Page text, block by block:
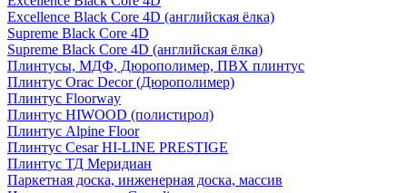
Excellence Black Core 4D (английская ёлка)
Supreme Black Core 4D
Supreme Black Core 4D (английская ёлка)
Плинтусы, МДФ, Дюрополимер, ПВХ плинтус
Плинтус Orac Decor (Дюрополимер)
Плинтус Floorway
Плинтус HIWOOD (полистирол)
Плинтус Alpine Floor
Плинтус Cesar HI-LINE PRESTIGE
Плинтус ТД Меридиан
Паркетная доска, инженерная доска, массив